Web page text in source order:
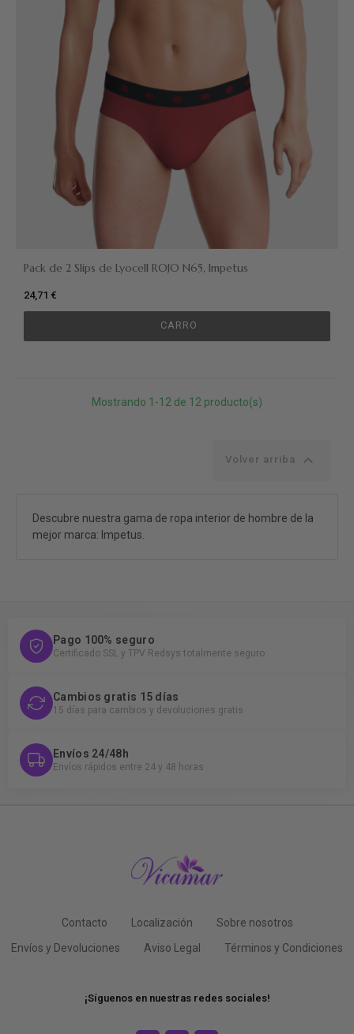
Pack de 2 Slips de Lyocell ROJO N65, Impetus
24,71 €
CARRO
Mostrando 1-12 de 12 producto(s)
Volver arriba 
Descubre nuestra gama de ropa interior de hombre de la
mejor marca: Impetus.
Pago 100% seguro
Certificado SSL y TPV Redsys totalmente seguro
Cambios gratis 15 días
15 días para cambios y devoluciones gratis
Envíos 24/48h
Envíos rápidos entre 24 y 48 horas
Contacto Localización
Sobre nosotros
Envíos y Devoluciones
Aviso Legal Términos y Condiciones
¡Síguenos en nuestras redes sociales!